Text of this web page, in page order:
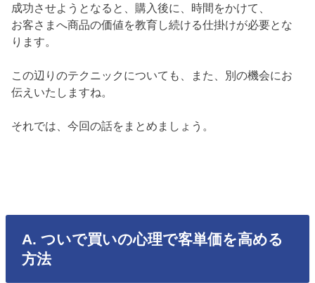
成功させようとなると、購入後に、時間をかけて、
お客さまへ商品の価値を教育し続ける仕掛けが必要とな
ります。
この辺りのテクニックについても、また、別の機会にお
伝えいたしますね。
それでは、今回の話をまとめましょう。
A. ついで買いの心理で客単価を高める
方法